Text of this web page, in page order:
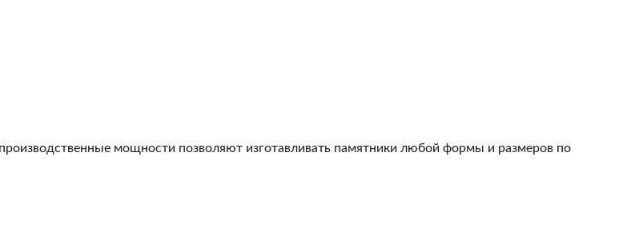
мощности позволяют изготавливать памятники любой формы и размеров по